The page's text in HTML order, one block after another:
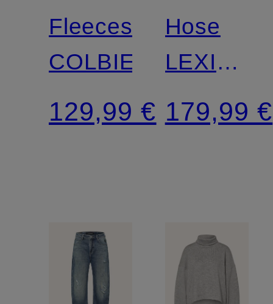
Fleeceshirt
COLBIE
129,99 €
Hose
LEXIANI
im
Jogging-
179,99 €